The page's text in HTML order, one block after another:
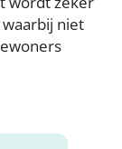
niet